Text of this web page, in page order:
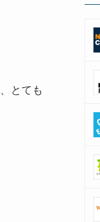
、とても